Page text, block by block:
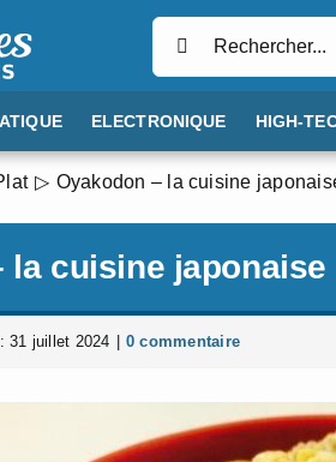
ELECTRONIQUE HIGH-
Oyakodon – la cuisine
la cuisine japonaise
31 juillet 2024 0 commentaire